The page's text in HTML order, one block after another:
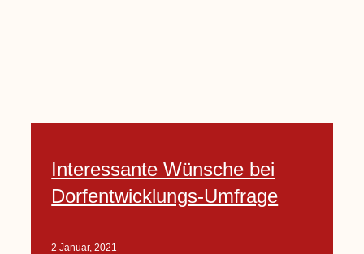
Interessante Wünsche bei
Dorfentwicklungs-Umfrage
2 Januar, 2021